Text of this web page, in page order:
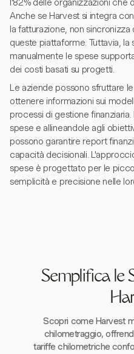
l'82% delle organizzazioni che
Anche se Harvest si integra
la fatturazione, non
queste piattaforme. Tuttavia,
manualmente le spese
dei costi basati su progetti.
Le aziende possono sfruttare
ottenere informazioni sui
processi di gestione
spese e allineandole agli
possono garantire report
capacità decisionali.
spese è progettato per le
semplicità e precisione nelle
Semplifica le
Scopri come Harvest
chilometraggio,
tariffe chilometriche